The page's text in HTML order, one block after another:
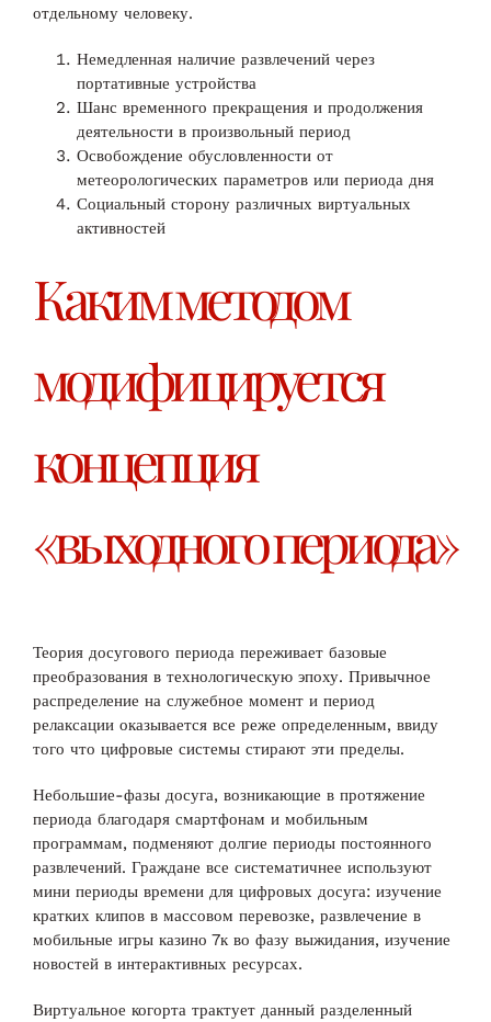
отдельному человеку.
Немедленная наличие развлечений через
портативные устройства
Шанс временного прекращения и продолжения
деятельности в произвольный период
Освобождение обусловленности от
метеорологических параметров или периода дня
Социальный сторону различных виртуальных
активностей
Каким методом
модифицируется
концепция
«выходного периода»
Теория досугового периода переживает базовые
преобразования в технологическую эпоху. Привычное
распределение на служебное момент и период
релаксации оказывается все реже определенным, ввиду
того что цифровые системы стирают эти пределы.
Небольшие-фазы досуга, возникающие в протяжение
периода благодаря смартфонам и мобильным
программам, подменяют долгие периоды постоянного
развлечений. Граждане все систематичнее используют
мини периоды времени для цифровых досуга: изучение
кратких клипов в массовом перевозке, развлечение в
мобильные игры казино 7к во фазу выжидания, изучение
новостей в интерактивных ресурсах.
Виртуальное когорта трактует данный разделенный